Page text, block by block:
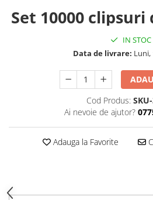
Set 10000
IN STOC
Data de livrare: Luni,
Cod Produs:
Ai nevoie de ajutor?
Adauga la Favorite